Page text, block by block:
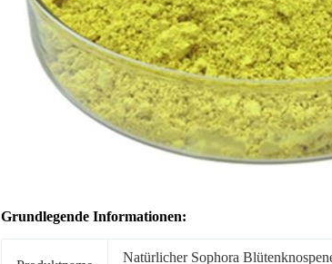
Grundlegende Informationen:
Natürlicher Sophora